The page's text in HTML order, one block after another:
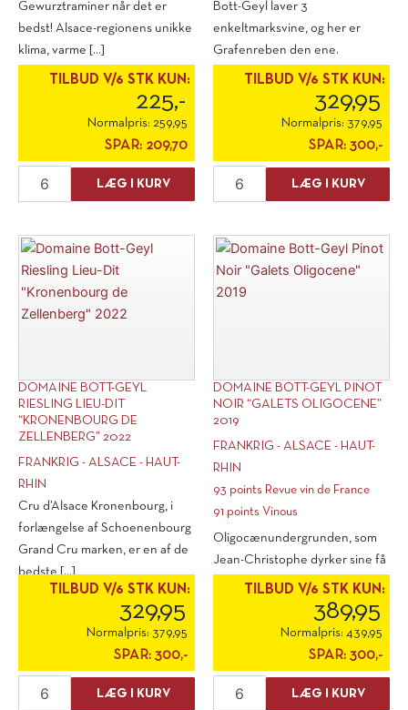
Gewurztraminer når det er
bedst! Alsace-regionens unikke
klima, varme [...]
TILBUD V/6 STK KUN:
225,-
Normalpris: 259,95
SPAR: 209,70
Bott-
"Les
Elements"
antal
LÆG I KURV
Bott-Geyl laver 3
enkeltmarksvine, og her er
Grafenreben den ene.
Markerne står på [...]
TILBUD V/6 STK KUN:
329,95
Normalpris: 379,95
SPAR: 300,-
Bott-
Lieu
Dit
2020
LÆG I KURV
DOMAINE BOTT-GEYL
RIESLING LIEU-DIT
“KRONENBOURG DE
ZELLENBERG” 2022
FRANKRIG - ALSACE - HAUT-
RHIN
Cru d’Alsace Kronenbourg, i
forlængelse af Schoenenbourg
Grand Cru marken, er en af de
bedste [...]
TILBUD V/6 STK KUN:
329,95
Normalpris: 379,95
SPAR: 300,-
Bott-
LÆG I KURV
DOMAINE BOTT-GEYL PINOT
NOIR “GALETS OLIGOCENE”
2019
FRANKRIG - ALSACE - HAUT-
RHIN
93 points Revue vin de France
91 points Vinous
Oligocænundergrunden, som
Jean-Christophe dyrker sine få
stokke pinot noir på, giver [...]
TILBUD V/6 STK KUN:
389,95
Normalpris: 439,95
SPAR: 300,-
Bott-
LÆG I KURV